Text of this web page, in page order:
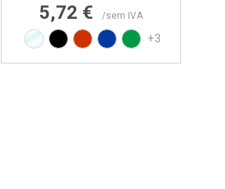
5,72 € /sem IVA
Transparente
Preto Vermelho RAL3020
Azul PAN 293C
Verde PAN 347C
+3